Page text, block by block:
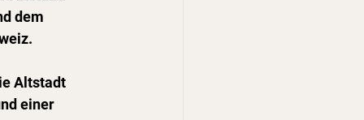
dem
Altstadt
einer